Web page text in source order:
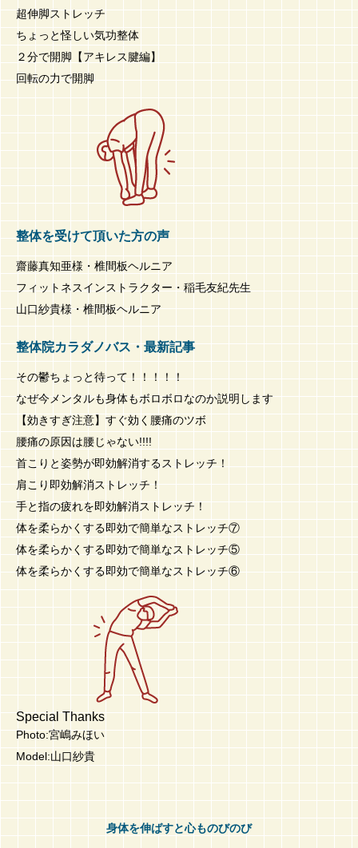
超伸脚ストレッチ
ちょっと怪しい気功整体
２分で開脚【アキレス腱編】
回転の力で開脚
整体を受けて頂いた方の声
齋藤真知亜様・椎間板ヘルニア
フィットネスインストラクター・稲毛友紀先生
山口紗貴様・椎間板ヘルニア
整体院カラダノバス・最新記事
その鬱ちょっと待って！！！！！
なぜ今メンタルも身体もボロボロなのか説明します
【効きすぎ注意】すぐ効く腰痛のツボ
腰痛の原因は腰じゃない!!!!
首こりと姿勢が即効解消するストレッチ！
肩こり即効解消ストレッチ！
手と指の疲れを即効解消ストレッチ！
体を柔らかくする即効で簡単なストレッチ⑦
体を柔らかくする即効で簡単なストレッチ⑤
体を柔らかくする即効で簡単なストレッチ⑥
Special Thanks
Photo:宮嶋みほい
Model:山口紗貴
身体を伸ばすと心ものびのび